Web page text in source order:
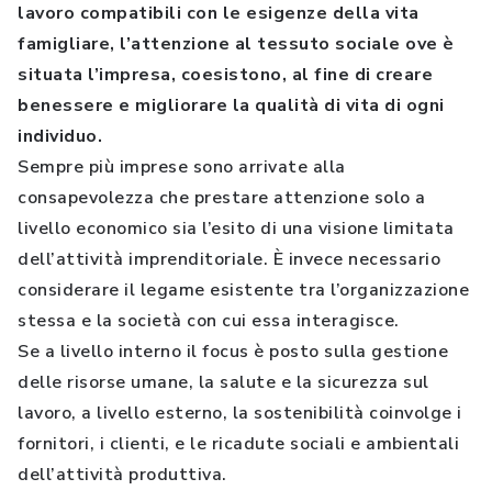
lavoro compatibili con le esigenze della vita
famigliare, l’attenzione al tessuto sociale ove è
situata l’impresa, coesistono, al fine di creare
benessere e migliorare la qualità di vita di ogni
individuo.
Sempre più imprese sono arrivate alla
consapevolezza che prestare attenzione solo a
livello economico sia l’esito di una visione limitata
dell’attività imprenditoriale. È invece necessario
considerare il legame esistente tra l’organizzazione
stessa e la società con cui essa interagisce.
Se a livello interno il focus è posto sulla gestione
delle risorse umane, la salute e la sicurezza sul
lavoro, a livello esterno, la sostenibilità coinvolge i
fornitori, i clienti, e le ricadute sociali e ambientali
dell’attività produttiva.